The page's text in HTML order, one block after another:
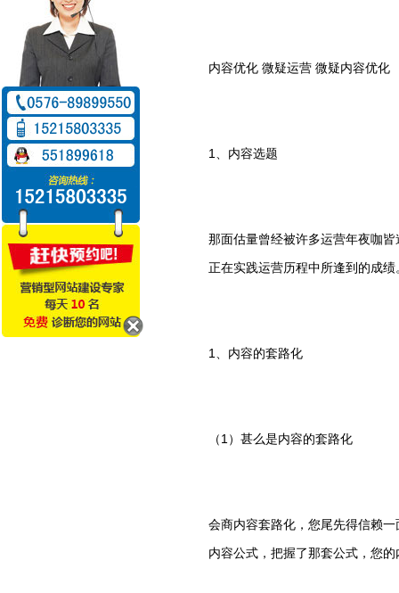
内容优化 微疑运营 微疑内容优化
1、内容选题
那面估量曾经被许多运营年夜咖
正在实践运营历程中所逢到的成绩
1、内容的套路化
（1）甚么是内容的套路化
会商内容套路化，您尾先得信赖
内容公式，把握了那套公式，您